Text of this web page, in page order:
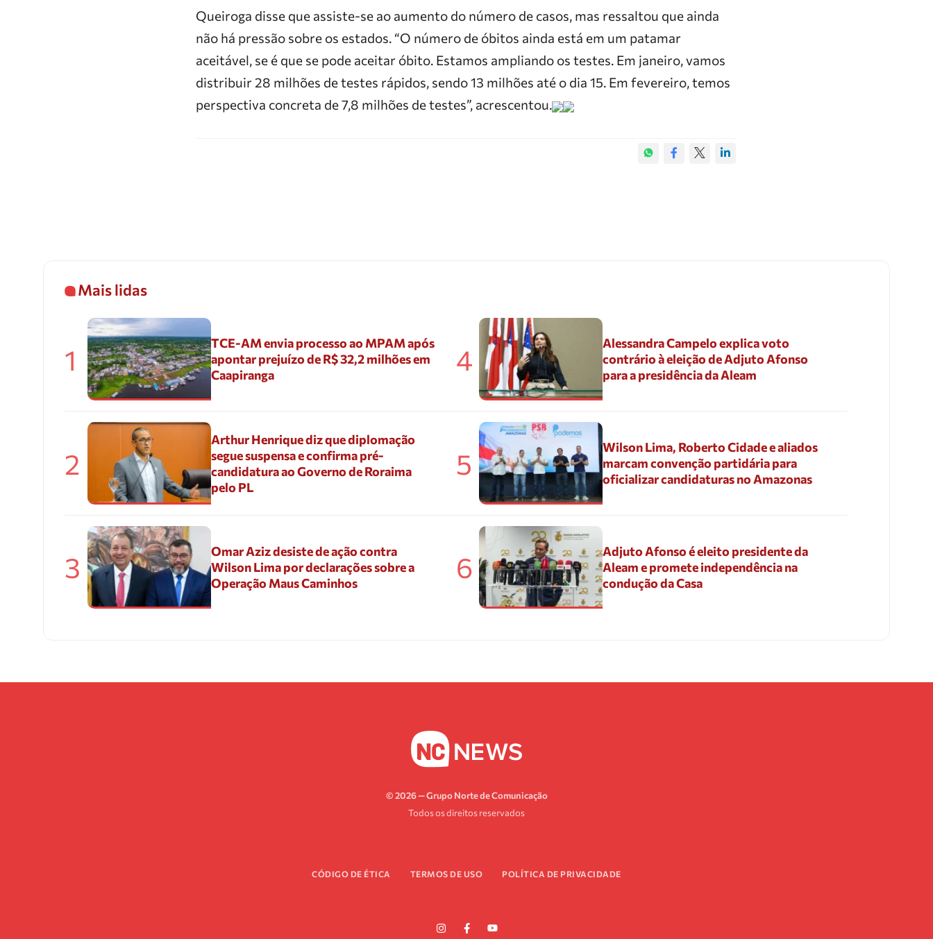
Queiroga disse que assiste-se ao aumento do número de casos, mas ressaltou que ainda
não há pressão sobre os estados. “O número de óbitos ainda está em um patamar
aceitável, se é que se pode aceitar óbito. Estamos ampliando os testes. Em janeiro, vamos
distribuir 28 milhões de testes rápidos, sendo 13 milhões até o dia 15. Em fevereiro, temos
perspectiva concreta de 7,8 milhões de testes”, acrescentou.
Mais lidas
1
TCE-AM envia processo ao MPAM após
apontar prejuízo de R$ 32,2 milhões em
Caapiranga
2
Arthur Henrique diz que diplomação
segue suspensa e confirma pré-
candidatura ao Governo de Roraima
pelo PL
3
Omar Aziz desiste de ação contra
Wilson Lima por declarações sobre a
Operação Maus Caminhos
4
Alessandra Campelo explica voto
contrário à eleição de Adjuto Afonso
para a presidência da Aleam
5
Wilson Lima, Roberto Cidade e aliados
marcam convenção partidária para
oficializar candidaturas no Amazonas
6
Adjuto Afonso é eleito presidente da
Aleam e promete independência na
condução da Casa
© 2026 — Grupo Norte de Comunicação
Todos os direitos reservados
CÓDIGO DE ÉTICA TERMOS DE USO POLÍTICA DE PRIVACIDADE